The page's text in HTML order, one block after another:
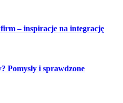
– inspiracje na integrację
Pomysły i sprawdzone